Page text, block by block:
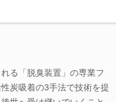
る「脱臭装置」の専業フ
炭吸着の3手法で技術を提